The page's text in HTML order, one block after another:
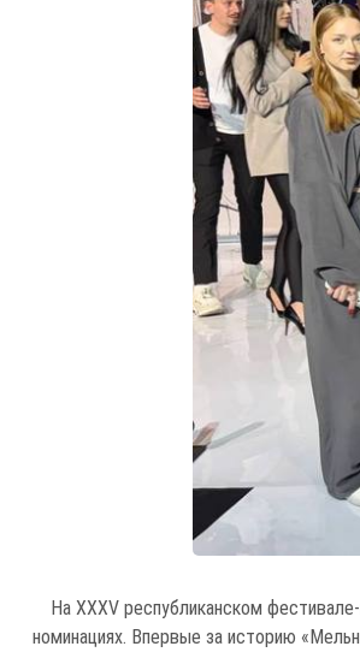
На XXXV республиканском
номинациях. Впервые за историю